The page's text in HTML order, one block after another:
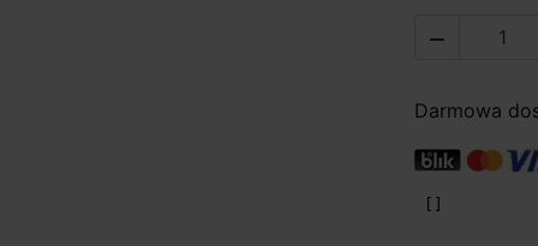

Darmowa